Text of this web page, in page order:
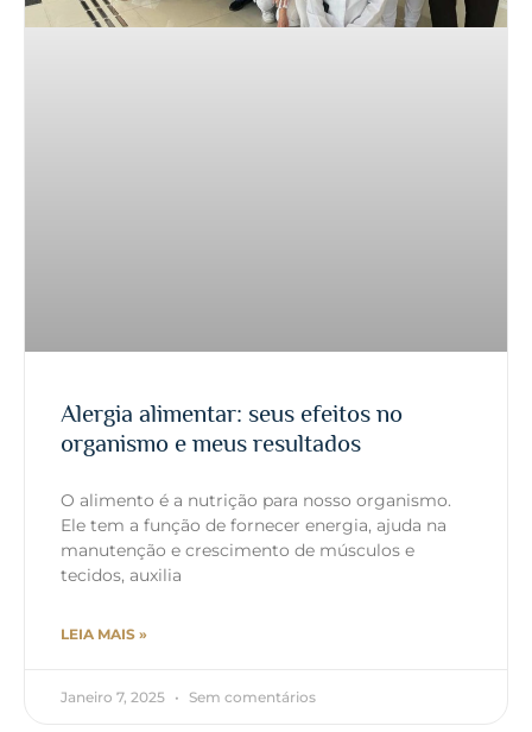
Alergia alimentar: seus efeitos no
organismo e meus resultados
O alimento é a nutrição para nosso organismo.
Ele tem a função de fornecer energia, ajuda na
manutenção e crescimento de músculos e
tecidos, auxilia
LEIA MAIS »
Janeiro 7, 2025 Sem comentários